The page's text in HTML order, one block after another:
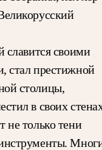
славится своими
стал престижной
столицы,
в своих
не только тени